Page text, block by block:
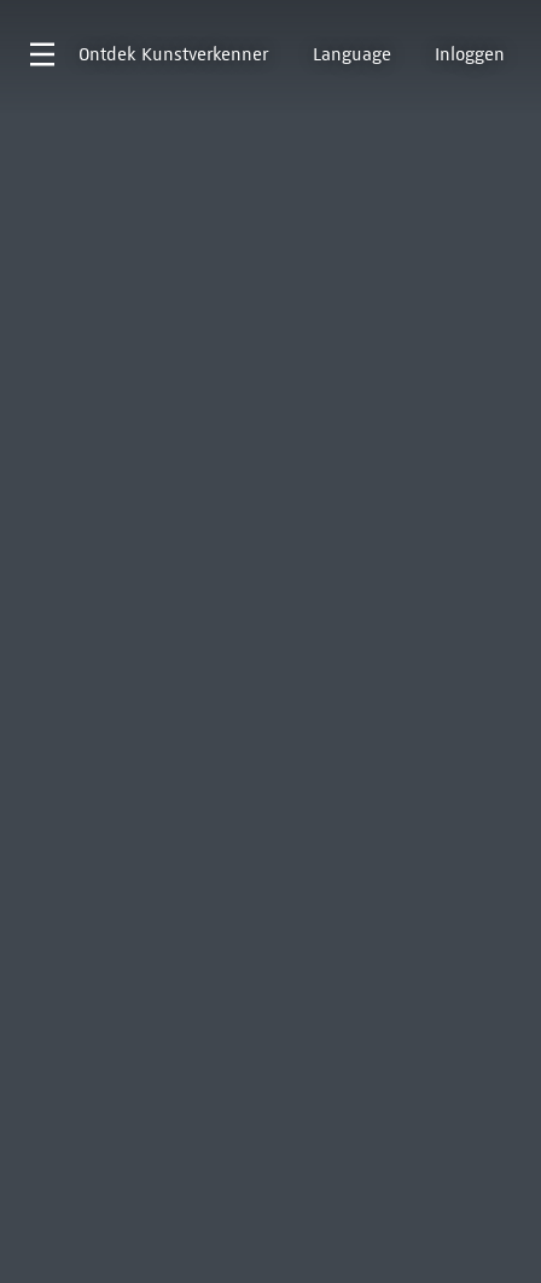
Ontdek Kunstverkenner Language Inloggen